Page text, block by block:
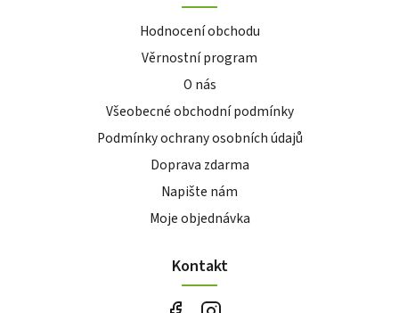
Hodnocení obchodu
Věrnostní program
O nás
Všeobecné obchodní podmínky
Podmínky ochrany osobních údajů
Doprava zdarma
Napište nám
Moje objednávka
Kontakt